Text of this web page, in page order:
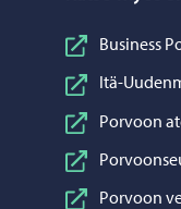
Business
Itä-
Porvoon
Porvoon